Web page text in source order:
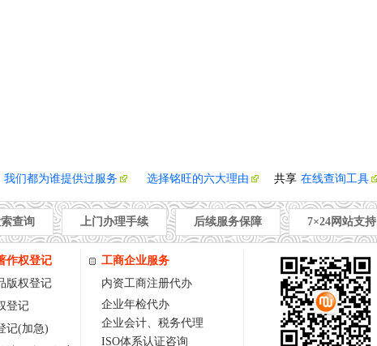
我们都为谁提供过服务 选择铭旺的六大理由 共享 在线查询工具
查询 上门办理手续 后续服务保障 7×24网站支持
作权登记
版权登记
登记
记(加急)
工商企业服务
内资工商注册代办
企业年检代办
企业会计、税务代理
ISO体系认证咨询